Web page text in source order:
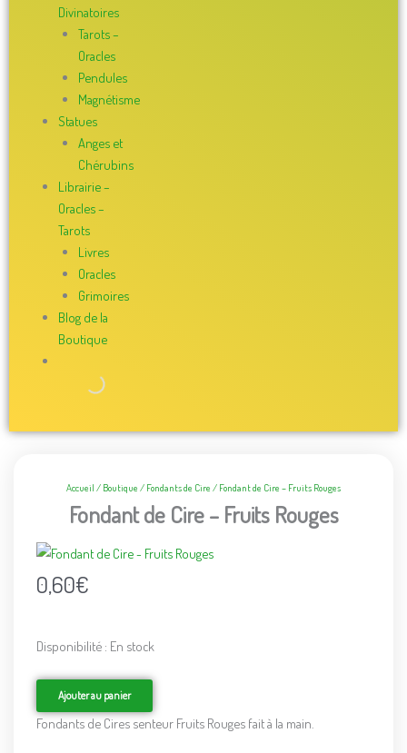
Divinatoires
Tarots –
Oracles
Pendules
Magnétisme
Statues
Anges et
Chérubins
Librairie –
Oracles –
Tarots
Livres
Oracles
Grimoires
Blog de la
Boutique
Accueil / Boutique / Fondants de Cire / Fondant de Cire – Fruits Rouges
Fondant de Cire – Fruits Rouges
0,60€
Disponibilité : En stock
quantité
de
Fondant
de
Ajouter au panier
Fondants de Cires senteur Fruits Rouges fait à la main.